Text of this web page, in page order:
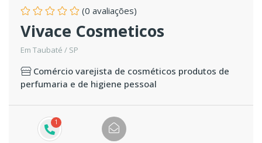
(0 avaliações)
Vivace Cosmeticos
Em Taubaté / SP
Comércio varejista de cosméticos produtos de
perfumaria e de higiene pessoal
1